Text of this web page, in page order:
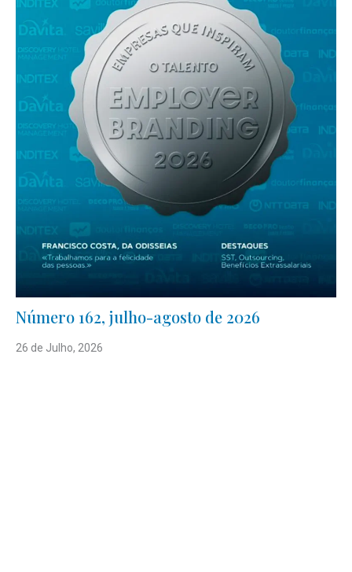
Número 162, julho-agosto de 2026
26 de Julho, 2026